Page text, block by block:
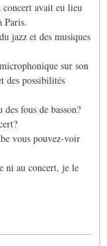
concert avait eu lieu
Paris.
jazz et des musiques
sur son
des possibilités
fous de basson?
vous pouvez-voir
ni au concert, je le